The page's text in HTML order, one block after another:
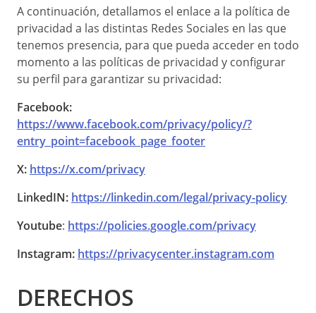
A continuación, detallamos el enlace a la política de
privacidad a las distintas Redes Sociales en las que
tenemos presencia, para que pueda acceder en todo
momento a las políticas de privacidad y configurar
su perfil para garantizar su privacidad:
Facebook:
https://www.facebook.com/privacy/policy/?
entry_point=facebook_page_footer
X: https://x.com/privacy
LinkedIN: https://linkedin.com/legal/privacy-policy
Youtube: https://policies.google.com/privacy
Instagram: https://privacycenter.instagram.com
DERECHOS